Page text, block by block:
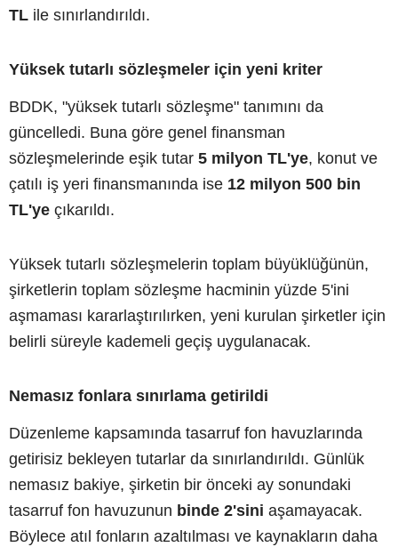
TL ile sınırlandırıldı.
Yüksek tutarlı sözleşmeler için yeni kriter
BDDK, "yüksek tutarlı sözleşme" tanımını da
güncelledi. Buna göre genel finansman
sözleşmelerinde eşik tutar 5 milyon TL'ye, konut ve
çatılı iş yeri finansmanında ise 12 milyon 500 bin
TL'ye çıkarıldı.
Yüksek tutarlı sözleşmelerin toplam büyüklüğünün,
şirketlerin toplam sözleşme hacminin yüzde 5'ini
aşmaması kararlaştırılırken, yeni kurulan şirketler için
belirli süreyle kademeli geçiş uygulanacak.
Nemasız fonlara sınırlama getirildi
Düzenleme kapsamında tasarruf fon havuzlarında
getirisiz bekleyen tutarlar da sınırlandırıldı. Günlük
nemasız bakiye, şirketin bir önceki ay sonundaki
tasarruf fon havuzunun binde 2'sini aşamayacak.
Böylece atıl fonların azaltılması ve kaynakların daha